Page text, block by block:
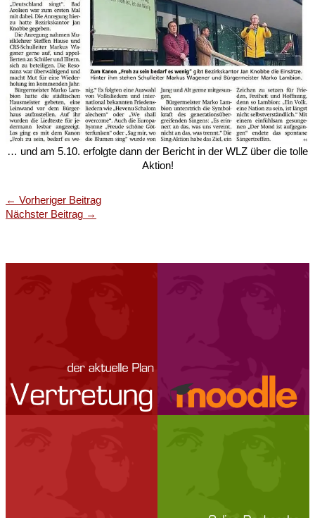
… und am 5.10. erfolgte dann der Bericht in der WLZ über die tolle
Aktion!
← Vorheriger Beitrag
Nächster Beitrag →